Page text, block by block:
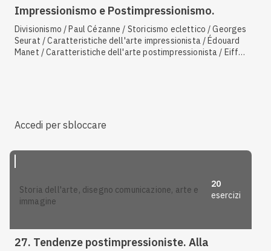
Impressionismo e Postimpressionismo.
Divisionismo / Paul Cézanne / Storicismo eclettico / Georges
Seurat / Caratteristiche dell'arte impressionista / Édouard
Manet / Caratteristiche dell'arte postimpressionista / Eiffel
Accedi per sbloccare
storia dell'arte, disegno comunicazione, arte e
immagine
20
esercizi
27. Tendenze postimpressioniste. Alla